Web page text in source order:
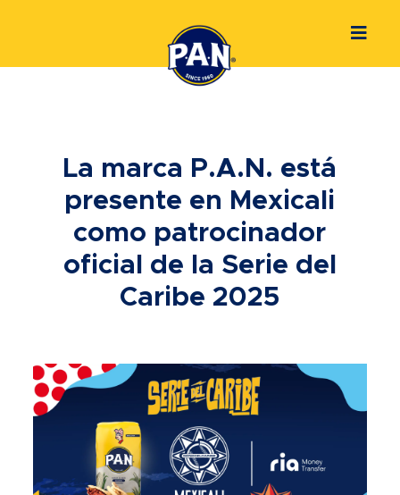
La marca P.A.N. está
presente en Mexicali
como patrocinador
oficial de la Serie del
Caribe 2025